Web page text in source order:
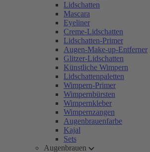
Lidschatten
Mascara
Eyeliner
Creme-Lidschatten
Lidschatten-Primer
Augen-Make-up-Entferner
Glitzer-Lidschatten
Künstliche Wimpern
Lidschattenpaletten
Wimpern-Primer
Wimpernbürsten
Wimpernkleber
Wimpernzangen
Augenbrauenfarbe
Kajal
Sets
Augenbrauen